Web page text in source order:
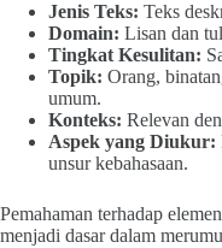
Jenis Teks: Teks
Domain: Lisan dan
Tingkat Kesulitan:
Topik: Orang,
umum.
Konteks: Relevan
Aspek yang Diukur:
unsur kebahasaan.
Pemahaman terhadap
menjadi dasar dalam